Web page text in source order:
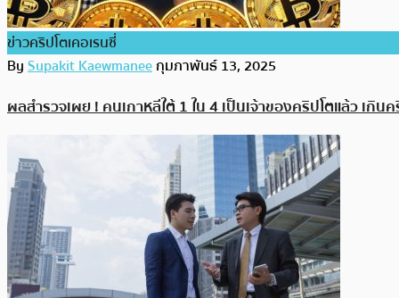
ข่าวคริปโตเคอเรนซี่
BySupakit Kaewmaneeกุมภาพันธ์ 13, 2025
ผลสำรวจเผย ! คนเกาหลีใต้ 1 ใน 4 เป็นเจ้าของคริปโตแล้ว เกิน